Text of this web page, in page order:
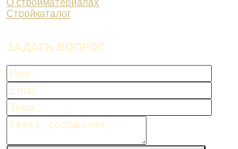
О стройматериалах
Стройкаталог
ЗАДАТЬ ВОПРОС